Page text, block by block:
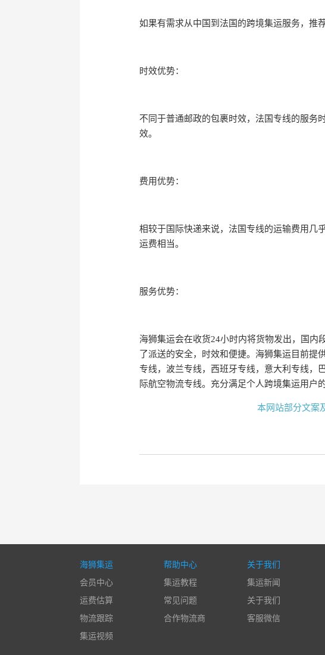
如果有需求从中国到法国的跨境集运服务，推
时效优势：
不同于普通邮政的包裹时效，法国专线的服务
效。
费用优势：
相较于国际快递来说，法国专线的运输费用几
运费相当。
服务优势：
海狮集运会在收货24小时内将货物发出，国内
了派送的安全，时效和便捷。海狮集运目前提
专线，波兰专线，西班牙专线，意大利专线，
际航空物流专线。充分满足个人跨境集运用户
本网站部分文案
海狮集运
会员中心
运费估算
物流跟踪
集运视频
帮助中心
集运教程
常见问题
合作物流商
关于我们
集运新闻
关于我们
客服微信